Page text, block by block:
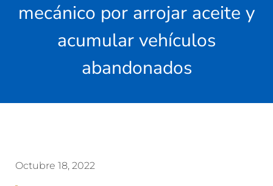
mecánico por arrojar aceite y
acumular vehículos
abandonados
Octubre 18, 2022